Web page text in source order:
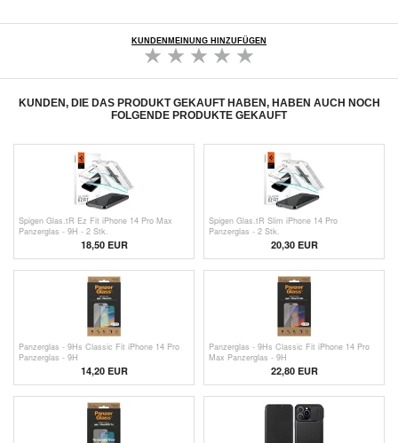
KUNDENMEINUNG HINZUFÜGEN
KUNDEN, DIE DAS PRODUKT GEKAUFT HABEN, HABEN AUCH NOCH
FOLGENDE PRODUKTE GEKAUFT
Spigen Glas.tR Ez Fit iPhone 14 Pro Max
Panzerglas - 9H - 2 Stk.
18,50 EUR
Spigen Glas.tR Slim iPhone 14 Pro
Panzerglas - 2 Stk.
20,30 EUR
Panzerglas - 9Hs Classic Fit iPhone 14 Pro
Panzerglas - 9H
14,20EUR
Panzerglas - 9Hs Classic Fit iPhone 14 Pro
Max Panzerglas - 9H
22,80 EUR